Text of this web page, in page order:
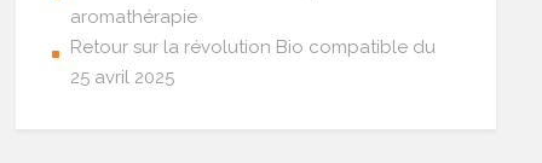
aromathérapie
Retour sur la révolution Bio compatible du
25 avril 2025